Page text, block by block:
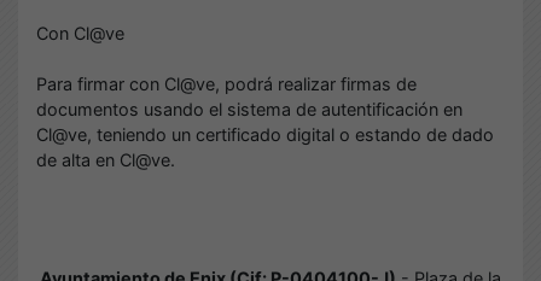
Con Cl@ve
Para firmar con Cl@ve, podrá realizar firmas de
documentos usando el sistema de autentificación en
Cl@ve, teniendo un certificado digital o estando de dado
de alta en Cl@ve.